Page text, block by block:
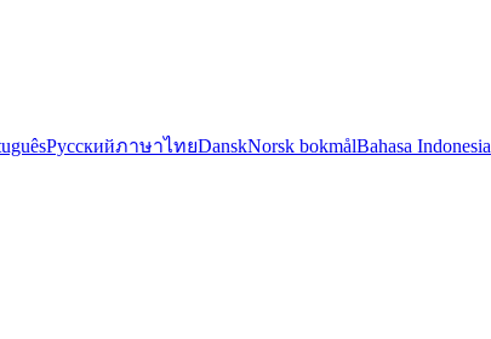
РусскийภาษาไทยDanskNorsk bokmålBahasa Indonesia